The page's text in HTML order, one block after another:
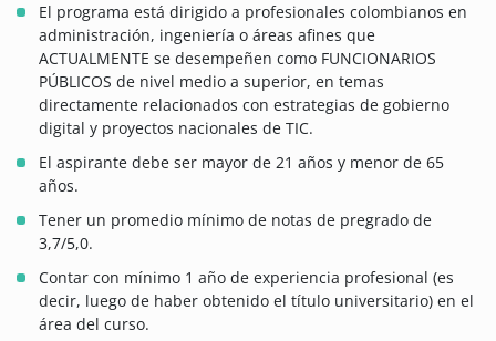
El programa está dirigido a profesionales colombianos en
administración, ingeniería o áreas afines que
ACTUALMENTE se desempeñen como FUNCIONARIOS
PÚBLICOS de nivel medio a superior, en temas
directamente relacionados con estrategias de gobierno
digital y proyectos nacionales de TIC.
El aspirante debe ser mayor de 21 años y menor de 65
años.
Tener un promedio mínimo de notas de pregrado de
3,7/5,0.
Contar con mínimo 1 año de experiencia profesional (es
decir, luego de haber obtenido el título universitario) en el
área del curso.